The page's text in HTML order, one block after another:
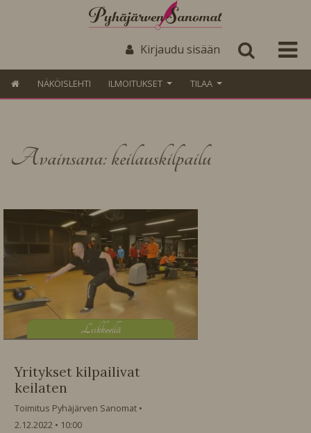
Kirjaudu sisään
NÄKÖISLEHTI ILMOITUKSET TILAA
Avainsana: keilauskilpailu
Liikkeellä
Yritykset kilpailivat
keilaten
Toimitus Pyhäjärven Sanomat
2.12.2022
10:00